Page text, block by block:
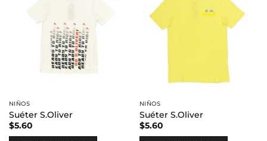
lista de
NIÑOS
Suéter S.Oliver
$5.60
Añadir
a la
lista de
deseos
NIÑOS
Suéter S.Oliver
$5.60